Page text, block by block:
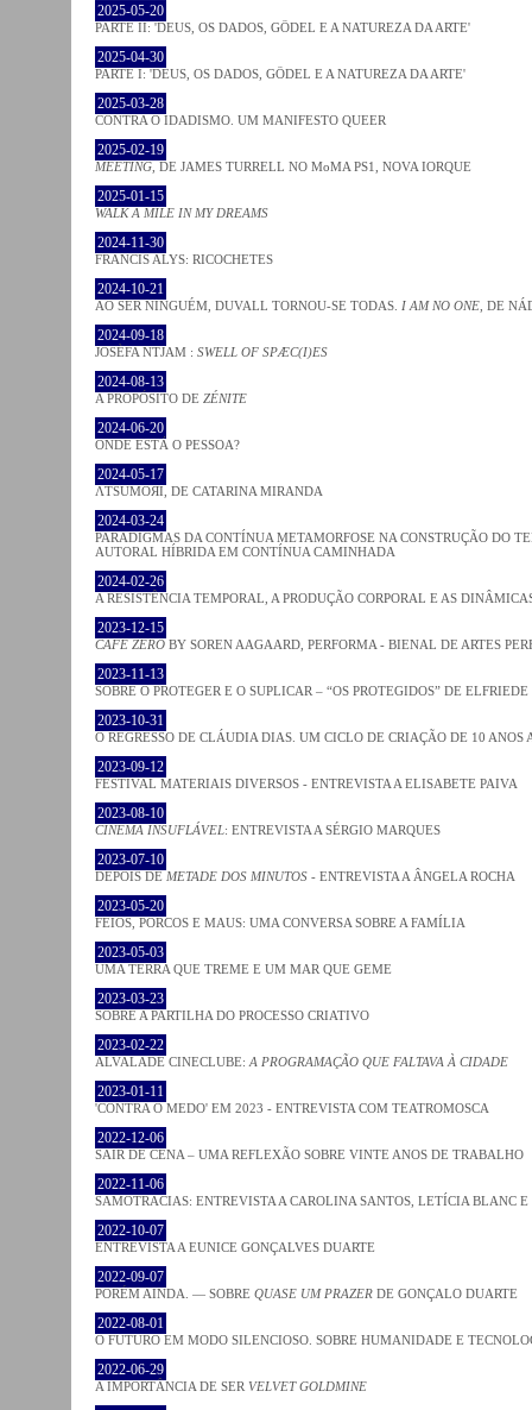
2025-05-20
PARTE II: 'DEUS, OS DADOS, GÖDEL E A NATUREZA DA ARTE'
2025-04-30
PARTE I: 'DEUS, OS DADOS, GÖDEL E A NATUREZA DA ARTE'
2025-03-28
CONTRA O IDADISMO. UM MANIFESTO QUEER
2025-02-19
MEETING , DE JAMES TURRELL NO MoMA PS1, NOVA IORQUE
2025-01-15
WALK A MILE IN MY DREAMS
2024-11-30
FRANCIS ALYS: RICOCHETES
2024-10-21
AO SER NINGUÉM, DUVALL TORNOU-SE TODAS. I AM NO ONE , DE
2024-09-18
JOSÈFA NTJAM : SWELL OF SPÆC(I)ES
2024-08-13
A PROPÓSITO DE ZÉNITE
2024-06-20
ONDE ESTÁ O PESSOA?
2024-05-17
ΛƬSUMOЯI, DE CATARINA MIRANDA
2024-03-24
PARADIGMAS DA CONTÍNUA METAMORFOSE NA CONSTRUÇÃO DO
AUTORAL HÍBRIDA EM CONTÍNUA CAMINHADA
2024-02-26
A RESISTÊNCIA TEMPORAL, A PRODUÇÃO CORPORAL E AS
2023-12-15
CAFE ZERO BY SOREN AAGAARD, PERFORMA - BIENAL DE ARTES
2023-11-13
SOBRE O PROTEGER E O SUPLICAR – “OS PROTEGIDOS” DE
2023-10-31
O REGRESSO DE CLÁUDIA DIAS. UM CICLO DE CRIAÇÃO DE 10
2023-09-12
FESTIVAL MATERIAIS DIVERSOS - ENTREVISTA A ELISABETE PAIVA
2023-08-10
CINEMA INSUFLÁVEL: ENTREVISTA A SÉRGIO MARQUES
2023-07-10
DEPOIS DE METADE DOS MINUTOS - ENTREVISTA A ÂNGELA ROCHA
2023-05-20
FEIOS, PORCOS E MAUS: UMA CONVERSA SOBRE A FAMÍLIA
2023-05-03
UMA TERRA QUE TREME E UM MAR QUE GEME
2023-03-23
SOBRE A PARTILHA DO PROCESSO CRIATIVO
2023-02-22
ALVALADE CINECLUBE: A PROGRAMAÇÃO QUE FALTAVA À CIDADE
2023-01-11
'CONTRA O MEDO' EM 2023 - ENTREVISTA COM TEATROMOSCA
2022-12-06
SAIR DE CENA – UMA REFLEXÃO SOBRE VINTE ANOS DE TRABALHO
2022-11-06
SAMOTRACIAS: ENTREVISTA A CAROLINA SANTOS, LETÍCIA BLANC
2022-10-07
ENTREVISTA A EUNICE GONÇALVES DUARTE
2022-09-07
PORÉM AINDA. — SOBRE QUASE UM PRAZER DE GONÇALO DUARTE
2022-08-01
O FUTURO EM MODO SILENCIOSO. SOBRE HUMANIDADE E
2022-06-29
A IMPORTÂNCIA DE SER VELVET GOLDMINE